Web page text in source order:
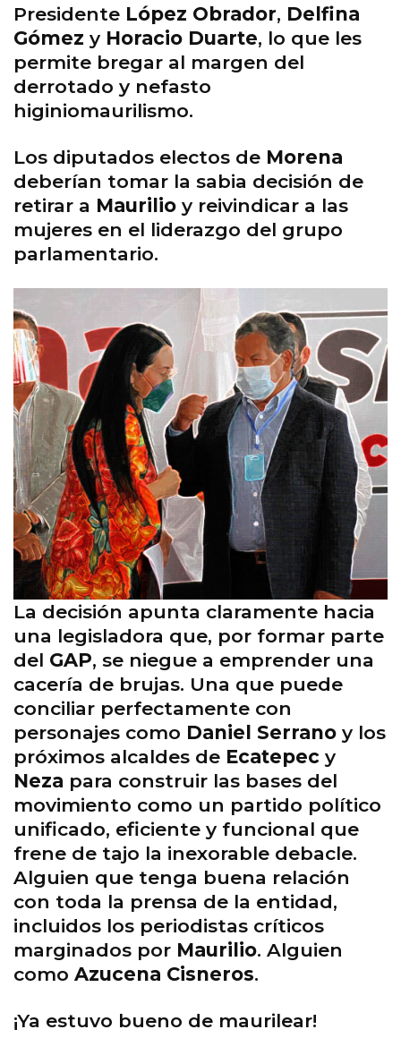
Presidente López Obrador, Delfina
Gómez y Horacio Duarte, lo que les
permite bregar al margen del
derrotado y nefasto
higiniomaurilismo.
Los diputados electos de Morena
deberían tomar la sabia decisión de
retirar a Maurilio y reivindicar a las
mujeres en el liderazgo del grupo
parlamentario.
La decisión apunta claramente hacia
una legisladora que, por formar parte
del GAP, se niegue a emprender una
cacería de brujas. Una que puede
conciliar perfectamente con
personajes como Daniel Serrano y los
próximos alcaldes de Ecatepec y
Neza para construir las bases del
movimiento como un partido político
unificado, eficiente y funcional que
frene de tajo la inexorable debacle.
Alguien que tenga buena relación
con toda la prensa de la entidad,
incluidos los periodistas críticos
marginados por Maurilio. Alguien
como Azucena Cisneros.
¡Ya estuvo bueno de maurilear!